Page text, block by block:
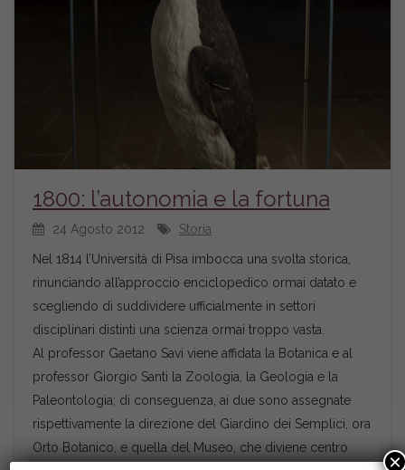
1800: l’autonomia e la fortuna
24 Agosto 2012 Storia
Nel 1814 l’Università di Pisa imbocca una svolta storica,
rinunciando all’approccio enciclopedico ormai datato e
scegliendo di suddividere ufficialmente in settori
disciplinari distinti una scienza ormai troppo vasta.
Al professor Gaetano Savi viene affidata la Botanica e al
professor Giorgio Santi la Zoologia, la Geologia e la
Paleontologia; di conseguenza, ai due sono assegnate
rispettivamente la direzione del Giardino dei Semplici, ora
Orto Botanico, e quella del Museo, che diviene centro
×